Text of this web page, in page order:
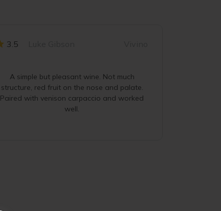
3.5
A simple but pleasant wine. Not much
structure, red fruit on the nose and palate.
Paired with venison carpaccio and worked
well.